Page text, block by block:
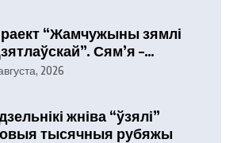
“Жамчужыны зямлі
Сям’я –
крыніца энергіі
2026
жніва “ўзялі”
тысячныя рубяжы